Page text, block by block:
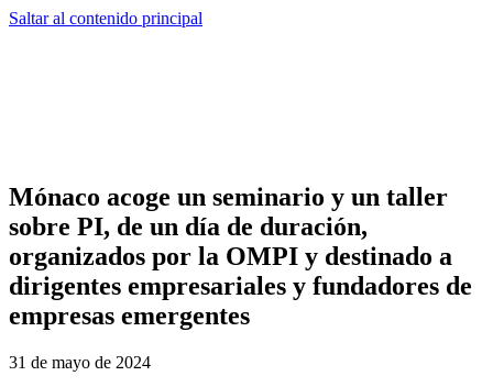
Saltar al contenido principal
Mónaco acoge un seminario y un taller
sobre PI, de un día de duración,
organizados por la OMPI y destinado a
dirigentes empresariales y fundadores de
empresas emergentes
31 de mayo de 2024